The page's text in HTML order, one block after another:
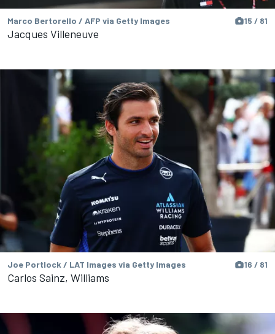
Marco Bertorello / AFP via Getty Images 15 / 81
Jacques Villeneuve
Joe Portlock / LAT Images via Getty Images 16 / 81
Carlos Sainz, Williams